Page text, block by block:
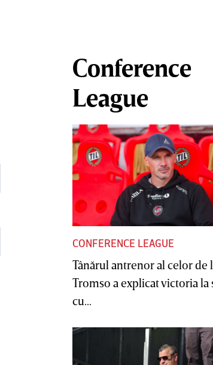
Conference
League
CONFERENCE LEAGUE
Tânărul antrenor al celor de
Tromso a explicat victoria la
cu...